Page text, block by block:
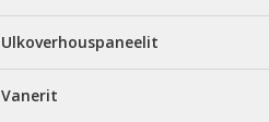
Ulkoverhouspaneelit
Vanerit